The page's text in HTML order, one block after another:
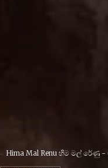
Hima Mal Renu හිම මල් රේණු -